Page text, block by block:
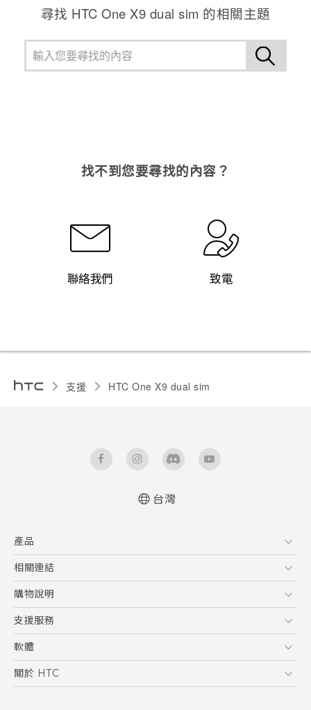
尋找 HTC One X9 dual sim 的相關主題
找不到您要尋找的內容？
聯絡我們 致電
支援 HTC One X9 dual sim‎
台灣
產品
5G
智慧型手機
配件
相關連結
HTC Research
購物說明
購物須知
訂單管理
付款方式
支援服務
到府收送維修服務
服務中心資訊
客戶服務佈告欄
軟體
應用程式
關於 HTC